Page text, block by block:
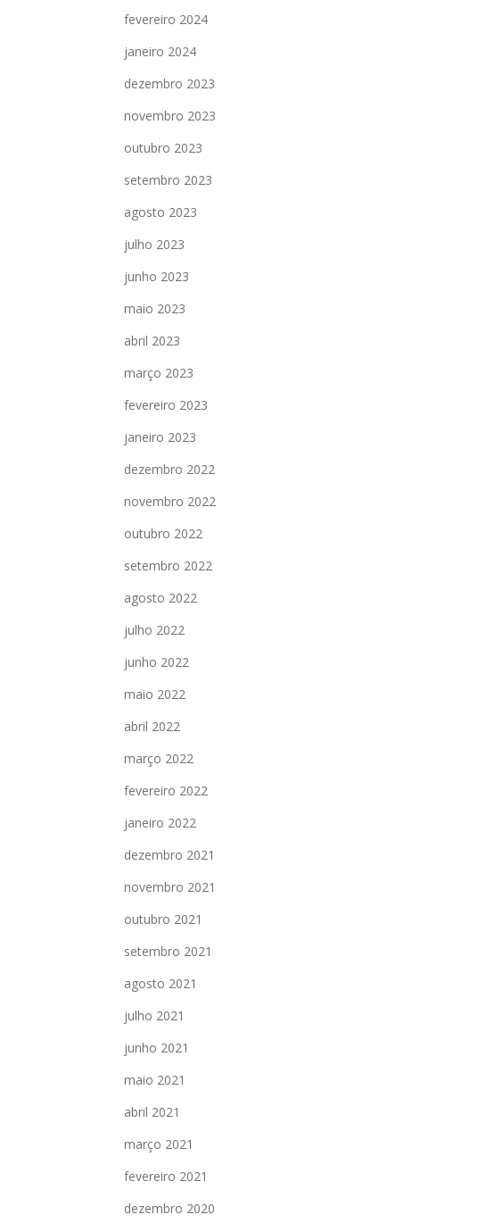
fevereiro 2024
janeiro 2024
dezembro 2023
novembro 2023
outubro 2023
setembro 2023
agosto 2023
julho 2023
junho 2023
maio 2023
abril 2023
março 2023
fevereiro 2023
janeiro 2023
dezembro 2022
novembro 2022
outubro 2022
setembro 2022
agosto 2022
julho 2022
junho 2022
maio 2022
abril 2022
março 2022
fevereiro 2022
janeiro 2022
dezembro 2021
novembro 2021
outubro 2021
setembro 2021
agosto 2021
julho 2021
junho 2021
maio 2021
abril 2021
março 2021
fevereiro 2021
dezembro 2020